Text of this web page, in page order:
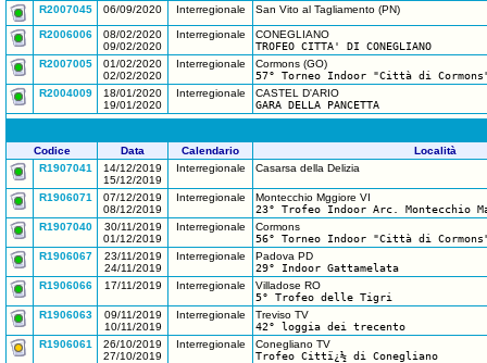
R2007045
06/09/2020 Interregionale San Vito al Tagliamento (PN)
R2006006
08/02/2020
09/02/2020
Interregionale
CONEGLIANO
TROFEO CITTA' DI CONEGLIANO
R2007005
01/02/2020
02/02/2020
Interregionale
Cormons (GO)
57° Torneo Indoor "Città di
R2004009
18/01/2020
19/01/2020
Interregionale
CASTEL D'ARIO
GARA DELLA PANCETTA
Codice Data Calendario
Località
R1907041
14/12/2019
15/12/2019
Interregionale Casarsa della Delizia
R1906071
07/12/2019
08/12/2019
Interregionale
Montecchio Mggiore VI
23° Trofeo Indoor Arc. Montecchio
R1907040
30/11/2019
01/12/2019
Interregionale
Cormons
56° Torneo Indoor "Città di
R1906067
23/11/2019
24/11/2019
Interregionale
Padova PD
29° Indoor Gattamelata
R1906066
17/11/2019 Interregionale
Villadose RO
5° Trofeo delle Tigri
R1906063
09/11/2019
10/11/2019
Interregionale
Treviso TV
42° loggia dei trecento
R1906061
26/10/2019
27/10/2019
Interregionale
Conegliano TV
Trofeo Cittï¿½ di Conegliano